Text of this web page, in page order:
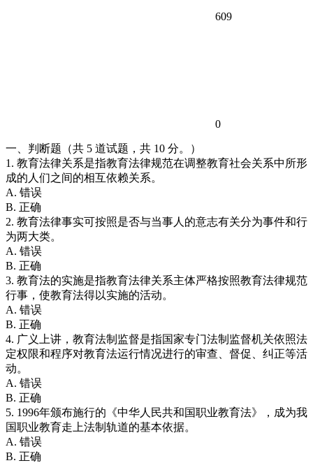
609
0
一、判断题（共 5 道试题，共 10 分。）
1. 教育法律关系是指教育法律规范在调整教育社会关系中所形
成的人们之间的相互依赖关系。
A. 错误
B. 正确
2. 教育法律事实可按照是否与当事人的意志有关分为事件和行
为两大类。
A. 错误
B. 正确
3. 教育法的实施是指教育法律关系主体严格按照教育法律规范
行事，使教育法得以实施的活动。
A. 错误
B. 正确
4. 广义上讲，教育法制监督是指国家专门法制监督机关依照法
定权限和程序对教育法运行情况进行的审查、督促、纠正等活
动。
A. 错误
B. 正确
5. 1996年颁布施行的《中华人民共和国职业教育法》，成为我
国职业教育走上法制轨道的基本依据。
A. 错误
B. 正确